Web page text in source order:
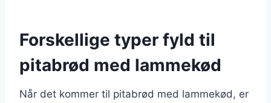
Forskellige typer fyld til
pitabrød med lammekød
Når det kommer til pitabrød med lammekød, er